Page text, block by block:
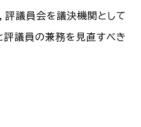
評議員会を議決機関として
評議員の兼務を見直すべき